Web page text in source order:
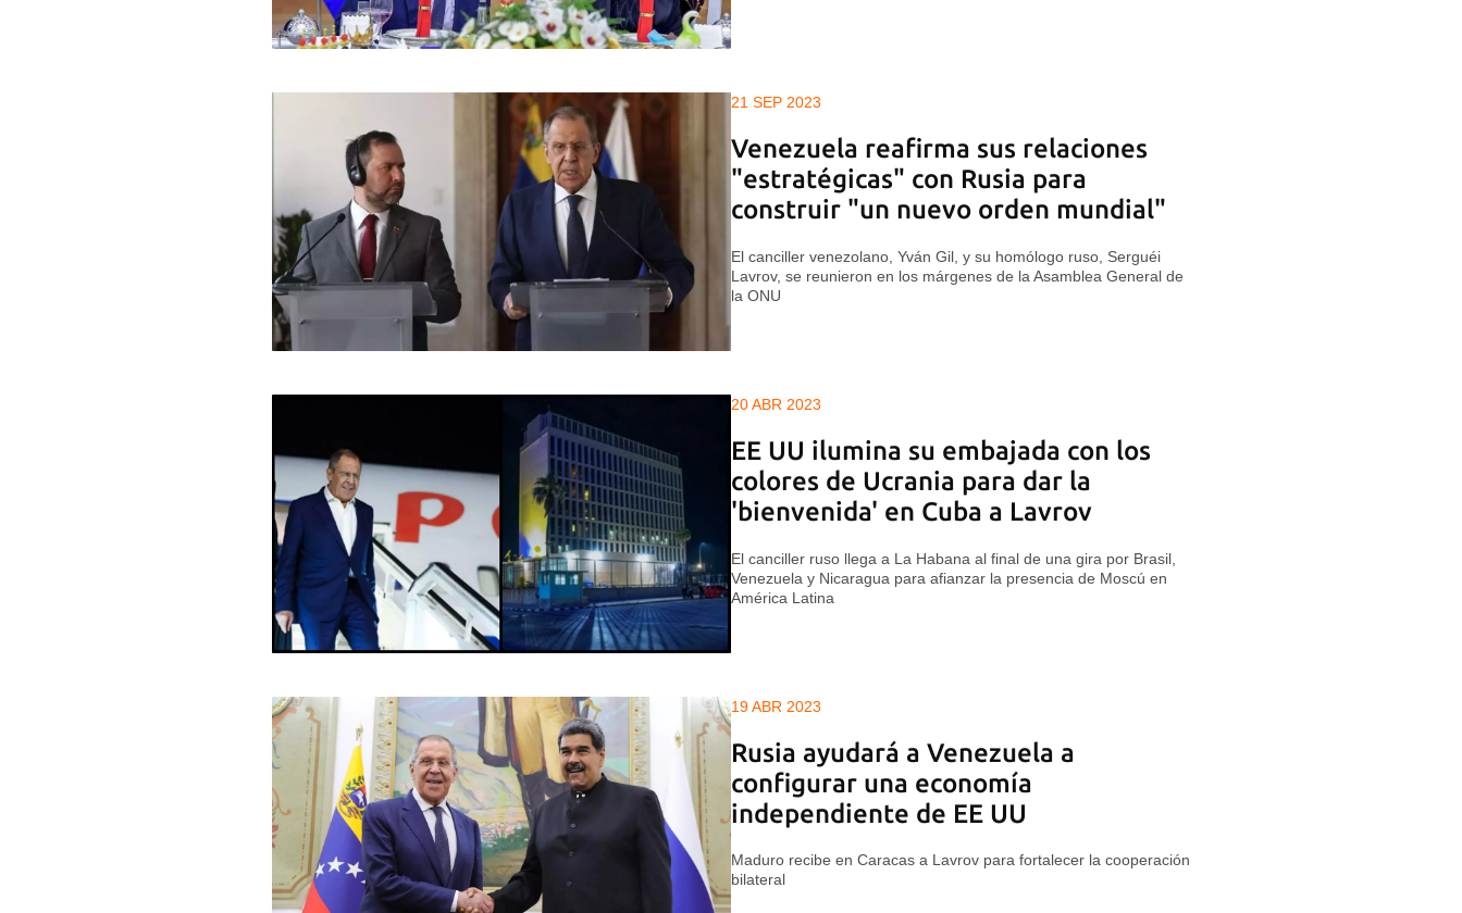
21 SEP 2023
Venezuela reafirma sus relaciones
"estratégicas" con Rusia para
construir "un nuevo orden mundial"
El canciller venezolano, Yván Gil, y su homólogo ruso, Serguéi
Lavrov, se reunieron en los márgenes de la Asamblea General de
la ONU
20 ABR 2023
EE UU ilumina su embajada con los
colores de Ucrania para dar la
'bienvenida' en Cuba a Lavrov
El canciller ruso llega a La Habana al final de una gira por Brasil,
Venezuela y Nicaragua para afianzar la presencia de Moscú en
América Latina
19 ABR 2023
Rusia ayudará a Venezuela a
configurar una economía
independiente de EE UU
Maduro recibe en Caracas a Lavrov para fortalecer la cooperación
bilateral